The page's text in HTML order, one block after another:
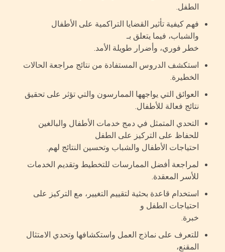
الطفل.
فهم كيفية تأثير القضايا التراكمية على الأطفال
والشباب، فيما يتعلق بـ
خطر فوري، وأضرار طويلة الأمد.
استكشف الدروس المستفادة من نتائج مراجعة الحالات
الخطيرة.
العوائق التي يواجهها الممارسون والتي تؤثر على تحقيق
نتائج فعالة للأطفال.
التحدي المتمثل في دمج خدمات الأطفال والبالغين
للحفاظ على التركيز على الطفل
احتياجات الأطفال والشباب وتحسين النتائج لهم.
لمراجعة أفضل الممارسات للتخطيط وتقديم الخدمات
للأسر المعقدة.
استخدام قاعدة بحثية لتقييم التغيير، مع التركيز على
احتياجات الطفل و
خبرة.
للتعرف على نماذج العمل واستكشافها وتحدي الامتثال
المقنع،